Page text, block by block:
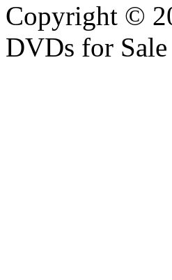
Copyright ©
DVDs for Sale